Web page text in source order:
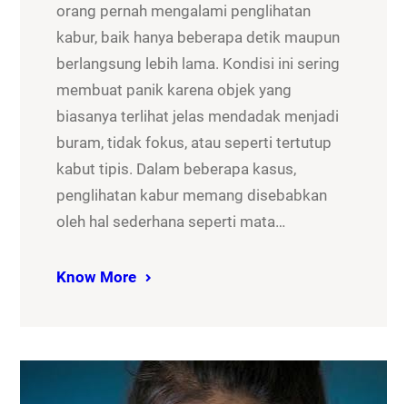
orang pernah mengalami penglihatan
kabur, baik hanya beberapa detik maupun
berlangsung lebih lama. Kondisi ini sering
membuat panik karena objek yang
biasanya terlihat jelas mendadak menjadi
buram, tidak fokus, atau seperti tertutup
kabut tipis. Dalam beberapa kasus,
penglihatan kabur memang disebabkan
oleh hal sederhana seperti mata…
Know More